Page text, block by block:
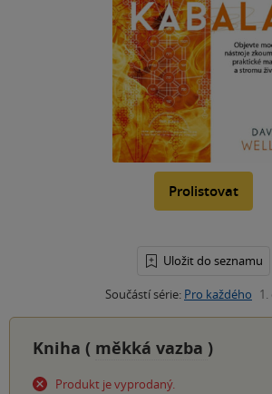
Prolistovat
Uložit do seznamu
Součástí série: Pro každého 1.
Kniha ( měkká vazba )
Produkt je vyprodaný.